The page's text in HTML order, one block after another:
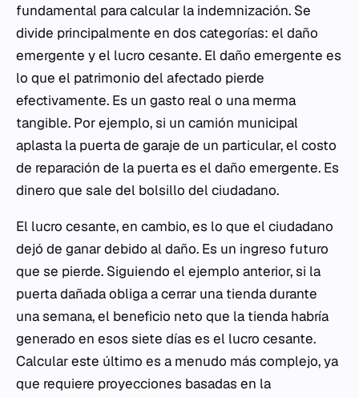
fundamental para calcular la indemnización. Se
divide principalmente en dos categorías: el daño
emergente y el lucro cesante. El daño emergente es
lo que el patrimonio del afectado pierde
efectivamente. Es un gasto real o una merma
tangible. Por ejemplo, si un camión municipal
aplasta la puerta de garaje de un particular, el costo
de reparación de la puerta es el daño emergente. Es
dinero que sale del bolsillo del ciudadano.
El lucro cesante, en cambio, es lo que el ciudadano
dejó de ganar debido al daño. Es un ingreso futuro
que se pierde. Siguiendo el ejemplo anterior, si la
puerta dañada obliga a cerrar una tienda durante
una semana, el beneficio neto que la tienda habría
generado en esos siete días es el lucro cesante.
Calcular este último es a menudo más complejo, ya
que requiere proyecciones basadas en la